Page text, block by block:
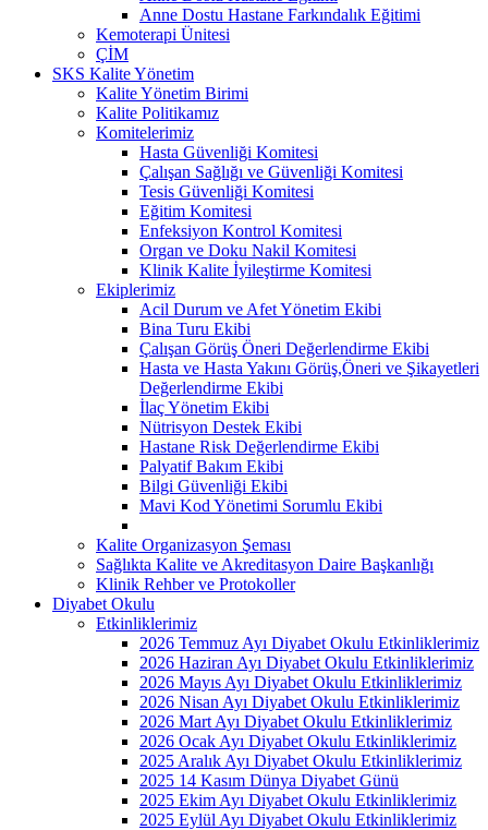
Anne Dostu Hastane Farkındalık Eğitimi
Kemoterapi Ünitesi
ÇİM
SKS Kalite Yönetim
Kalite Yönetim Birimi
Kalite Politikamız
Komitelerimiz
Hasta Güvenliği Komitesi
Çalışan Sağlığı ve Güvenliği Komitesi
Tesis Güvenliği Komitesi
Eğitim Komitesi
Enfeksiyon Kontrol Komitesi
Organ ve Doku Nakil Komitesi
Klinik Kalite İyileştirme Komitesi
Ekiplerimiz
Acil Durum ve Afet Yönetim Ekibi
Bina Turu Ekibi
Çalışan Görüş Öneri Değerlendirme Ekibi
Hasta ve Hasta Yakını Görüş,Öneri ve Şikayetleri
Değerlendirme Ekibi
İlaç Yönetim Ekibi
Nütrisyon Destek Ekibi
Hastane Risk Değerlendirme Ekibi
Palyatif Bakım Ekibi
Bilgi Güvenliği Ekibi
Mavi Kod Yönetimi Sorumlu Ekibi
Kalite Organizasyon Şeması
Sağlıkta Kalite ve Akreditasyon Daire Başkanlığı
Klinik Rehber ve Protokoller
Diyabet Okulu
Etkinliklerimiz
2026 Temmuz Ayı Diyabet Okulu Etkinliklerimiz
2026 Haziran Ayı Diyabet Okulu Etkinliklerimiz
2026 Mayıs Ayı Diyabet Okulu Etkinliklerimiz
2026 Nisan Ayı Diyabet Okulu Etkinliklerimiz
2026 Mart Ayı Diyabet Okulu Etkinliklerimiz
2026 Ocak Ayı Diyabet Okulu Etkinliklerimiz
2025 Aralık Ayı Diyabet Okulu Etkinliklerimiz
2025 14 Kasım Dünya Diyabet Günü
2025 Ekim Ayı Diyabet Okulu Etkinliklerimiz
2025 Eylül Ayı Diyabet Okulu Etkinliklerimiz